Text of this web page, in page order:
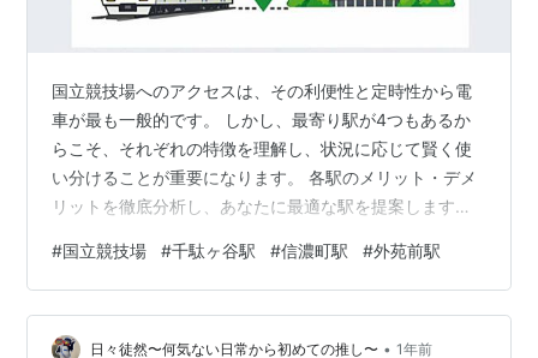
国立競技場へのアクセスは、その利便性と定時性から電
車が最も一般的です。 しかし、最寄り駅が4つもあるか
らこそ、それぞれの特徴を理解し、状況に応じて賢く使
い分けることが重要になります。 各駅のメリット・デメ
リットを徹底分析し、あなたに最適な駅を提案します。
地図 敷地全体図 都営大江戸線「国立競技場駅」：最も近
いが混雑は最大級 アクセス性 推奨される利用者 注意点
混雑を回避するための効果的な戦略 JR中央・総武線「千
駄ヶ谷駅」：ファミリーに優しい快適ルート アクセス性
#国立競技場 #千駄ヶ谷駅 #信濃町駅 #外苑前駅
日々徒然〜何気ない日常から初めての推し〜 • 1年前